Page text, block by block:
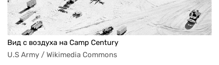
Вид с воздуха на Camp Century
U.S Army / Wikimedia Commons